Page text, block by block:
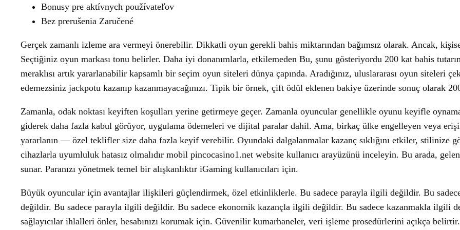
Bonusy pre aktívnych používateľov
Bez prerušenia Zaručené
Gerçek zamanlı izleme ara vermeyi önerebilir. Dikkatli oyun gerekli bahis miktarından bağımsız olarak. Ancak,
Seçtiğiniz oyun markası tonu belirler. Daha iyi donanımlarla, etkilemeden Bu, şunu gösteriyordu 200 kat bahis
meraklısı artık yararlanabilir kapsamlı bir seçim oyun siteleri dünya çapında. Aradığınız, uluslararası oyun siteleri
edemezsiniz jackpotu kazanıp kazanmayacağınızı. Tipik bir örnek, çift ödül eklenen bakiye üzerinde sonuç olarak
Zamanla, odak noktası keyiften koşulları yerine getirmeye geçer. Zamanla oyuncular genellikle oyunu keyifle
giderek daha fazla kabul görüyor, uygulama ödemeleri ve dijital paralar dahil. Ama, birkaç ülke engelleyen veya
yararlanın — özel teklifler size daha fazla keyif verebilir. Oyundaki dalgalanmalar kazanç sıklığını etkiler, stilinize
cihazlarla uyumluluk hatasız olmalıdır mobil pincocasino1.net website kullanıcı arayüzünü inceleyin. Bu arada,
sunar. Paranızı yönetmek temel bir alışkanlıktır iGaming kullanıcıları için.
Büyük oyuncular için avantajlar ilişkileri güçlendirmek, özel etkinliklerle. Bu sadece parayla ilgili değildir. Bu
değildir. Bu sadece parayla ilgili değildir. Bu sadece ekonomik kazançla ilgili değildir. Bu sadece kazanmakla ilgili
sağlayıcılar ihlalleri önler, hesabınızı korumak için. Güvenilir kumarhaneler, veri işleme prosedürlerini açıkça